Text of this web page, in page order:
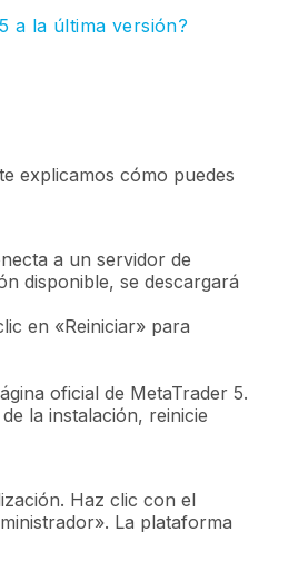
a la última versión?
explicamos cómo puedes
a un servidor de
disponible, se descargará
en «Reiniciar» para
oficial de MetaTrader 5.
la instalación, reinicie
Haz clic con el
La plataforma